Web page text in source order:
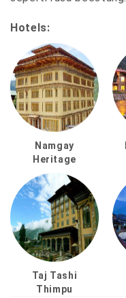
Hotels:
Namgay
Heritage
Taj Tashi
Thimpu